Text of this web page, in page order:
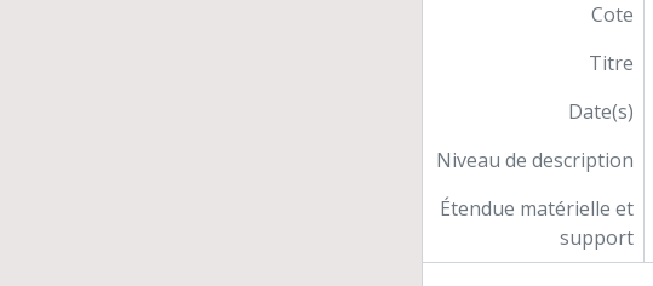
Cote
Titre
Date(s)
Niveau de description
Étendue matérielle et
support